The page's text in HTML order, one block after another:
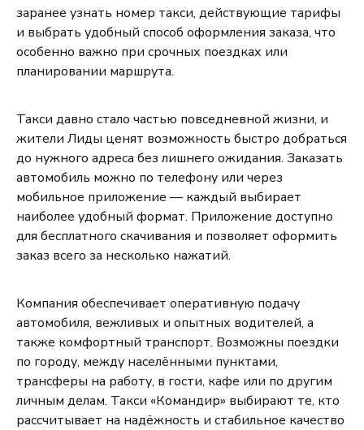
заранее узнать номер такси, действующие тарифы
и выбрать удобный способ оформления заказа, что
особенно важно при срочных поездках или
планировании маршрута.
Такси давно стало частью повседневной жизни, и
жители Лиды ценят возможность быстро добраться
до нужного адреса без лишнего ожидания. Заказать
автомобиль можно по телефону или через
мобильное приложение — каждый выбирает
наиболее удобный формат. Приложение доступно
для бесплатного скачивания и позволяет оформить
заказ всего за несколько нажатий.
Компания обеспечивает оперативную подачу
автомобиля, вежливых и опытных водителей, а
также комфортный транспорт. Возможны поездки
по городу, между населёнными пунктами,
трансферы на работу, в гости, кафе или по другим
личным делам. Такси «Командир» выбирают те, кто
рассчитывает на надёжность и стабильное качество